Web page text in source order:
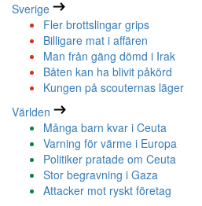
Sverige
Fler brottslingar grips
Billigare mat i affären
Man från gäng dömd i Irak
Båten kan ha blivit påkörd
Kungen på scouternas läger
Världen
Många barn kvar i Ceuta
Varning för värme i Europa
Politiker pratade om Ceuta
Stor begravning i Gaza
Attacker mot ryskt företag